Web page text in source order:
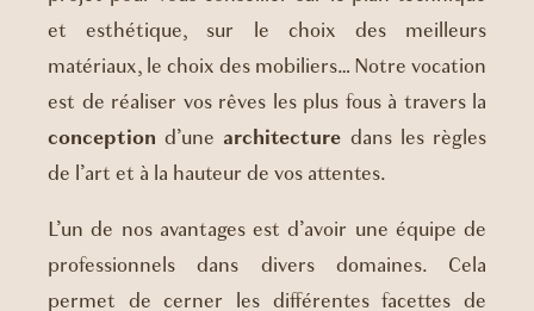
et esthétique, sur le choix des meilleurs
matériaux, le choix des mobiliers… Notre vocation
est de réaliser vos rêves les plus fous à travers la
conception d’une architecture dans les règles
de l’art et à la hauteur de vos attentes.
L’un de nos avantages est d’avoir une équipe de
professionnels dans divers domaines. Cela
permet de cerner les différentes facettes de